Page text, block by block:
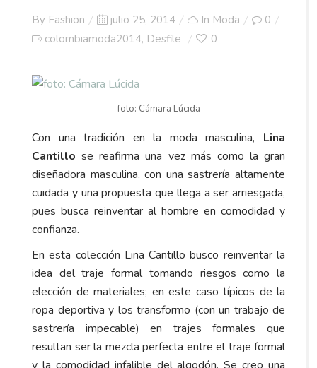
By Fashion
Posted
on
julio 25, 2014 In Moda
0
colombiamoda2014, Desfile 0
foto: Cámara Lúcida
Con una tradición en la moda masculina, Lina
Cantillo se reafirma una vez más como la gran
diseñadora masculina, con una sastrería altamente
cuidada y una propuesta que llega a ser arriesgada,
pues busca reinventar al hombre en comodidad y
confianza.
En esta colección Lina Cantillo busco reinventar la
idea del traje formal tomando riesgos como la
elección de materiales; en este caso típicos de la
ropa deportiva y los transformo (con un trabajo de
sastrería impecable) en trajes formales que
resultan ser la mezcla perfecta entre el traje formal